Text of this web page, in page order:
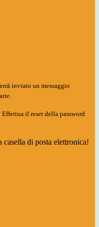
inviato un messaggio
il reset della password
di posta elettronica!